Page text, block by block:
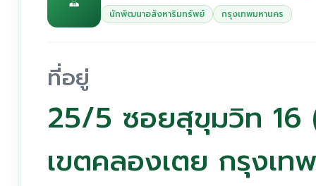
นักพัฒนาอสังหาริมทรัพย์ กรุงเทพมหานคร
ที่อยู่
25/5 ซอยสุขุมวิท 16
เขตคลองเตย กรุงเท